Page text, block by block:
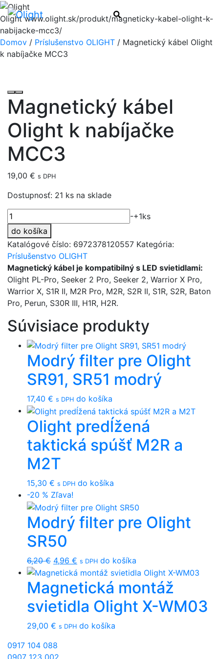
Olightwww.olight.sk/produkt/magneticky-kabel-olight-k-
nabijacke-mcc3/
Hľadať
Domov / Príslušenstvo OLIGHT / Magnetický kábel Olight
k nabíjačke MCC3
Magnetický kábel
Olight k nabíjačke
MCC3
19,00 € s DPH
Dostupnosť: 21 ks na sklade
množstvo
Magnetický
kábel
Olight
k
nabíjačke
MCC3
-+1ks
do košíka
Katalógové číslo: 6972378120557 Kategória:
Príslušenstvo OLIGHT
Magnetický kábel je kompatibilný s LED svietidlami:
Olight PL-Pro, Seeker 2 Pro, Seeker 2, Warrior X Pro,
Warrior X, S1R II, M2R Pro, M2R, S2R II, S1R, S2R, Baton
Pro, Perun, S30R III, H1R, H2R.
Súvisiace produkty
Modrý filter pre Olight
SR91, SR51 modrý
17,40 € s DPH do košíka
Olight predĺžená
taktická spúšť M2R a
M2T
15,30 € s DPH do košíka
-20 % Zľava!
Modrý filter pre Olight
SR50
6,20€ Original
price
was:
6,20 €.
4,96 € Current
price
is:
4,96 €.
s DPH do košíka
Magnetická montáž
svietidla Olight X-WM03
29,00 € s DPH do košíka
0917 104 088